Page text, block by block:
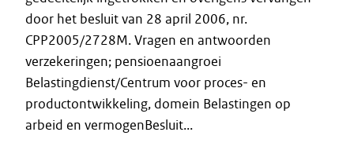
door het besluit van 28 april 2006, nr.
CPP2005/2728M. Vragen en antwoorden
verzekeringen; pensioenaangroei
Belastingdienst/Centrum voor proces- en
productontwikkeling, domein Belastingen op
arbeid en vermogenBesluit...